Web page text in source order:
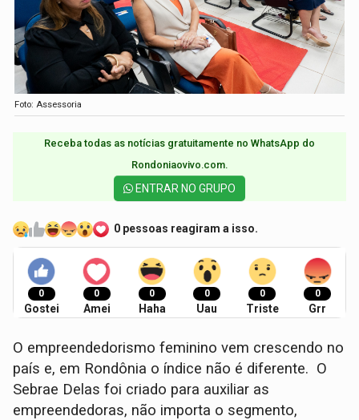
Foto: Assessoria
Receba todas as notícias gratuitamente no WhatsApp do
Rondoniaovivo.com.​
ENTRAR NO GRUPO
0 pessoas reagiram a isso.
0
Gostei
0
Amei
0
Haha
0
Uau
0
Triste
0
Grr
O empreendedorismo feminino vem crescendo no
país e, em Rondônia o índice não é diferente. O
Sebrae Delas foi criado para auxiliar as
empreendedoras, não importa o segmento,